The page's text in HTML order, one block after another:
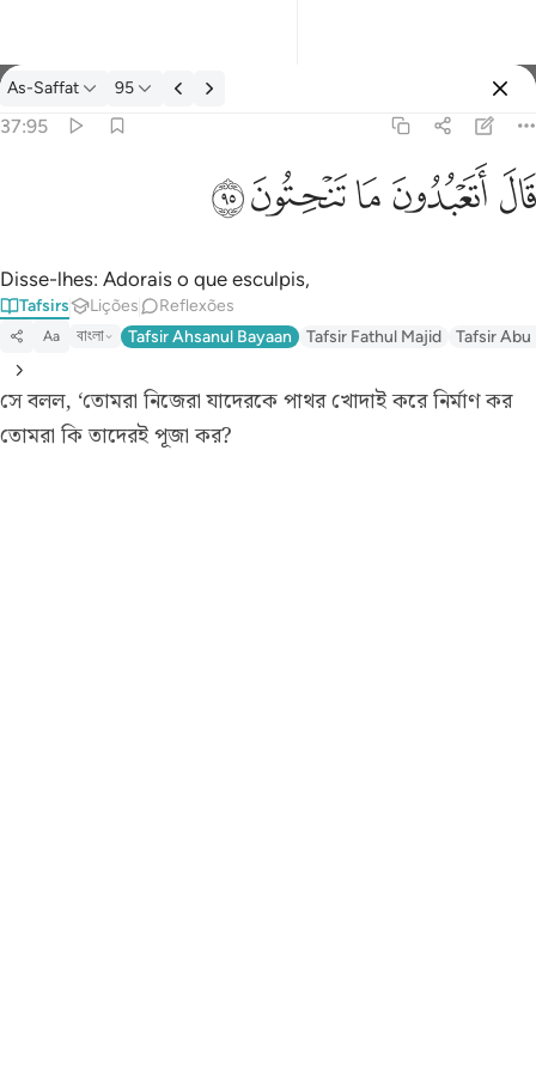
Tafsir: As-Saffat 37:95
As-Saffat 95
37:95
ﲟﲠﲡﲢﲣ
Disse-lhes: Adorais o que esculpis,
Tafsirs Lições Reflexões
Aa বাংলা Tafsir Ahsanul Bayaan Tafsir Fathul Majid Tafsir Abu
সে বলল, ‘তোমরা নিজেরা যাদেরকে পাথর খোদাই করে নির্মাণ কর
তোমরা কি তাদেরই পূজা কর?